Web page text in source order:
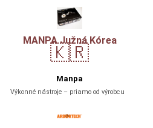
MANPA Južná Kórea
🇰🇷
Manpa
Výkonné nástroje – priamo od výrobcu